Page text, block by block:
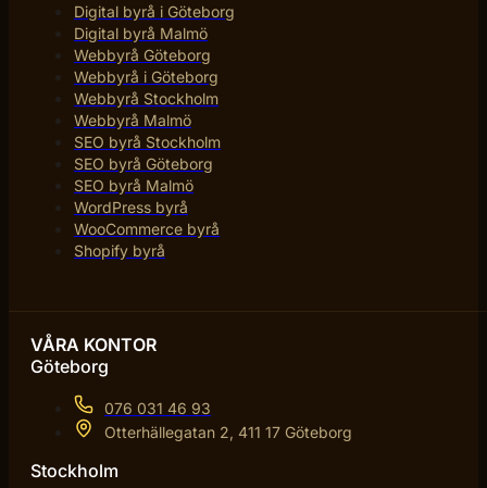
Digital byrå i Göteborg
Digital byrå Malmö
Webbyrå Göteborg
Webbyrå i Göteborg
Webbyrå Stockholm
Webbyrå Malmö
SEO byrå Stockholm
SEO byrå Göteborg
SEO byrå Malmö
WordPress byrå
WooCommerce byrå
Shopify byrå
VÅRA KONTOR
Göteborg
076 031 46 93
Otterhällegatan 2, 411 17 Göteborg
Stockholm